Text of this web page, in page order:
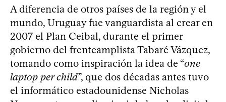
A diferencia de otros países de la región y el
mundo, Uruguay fue vanguardista al crear en
2007 el Plan Ceibal, durante el primer
gobierno del frenteamplista Tabaré Vázquez,
tomando como inspiración la idea de “one
laptop per child”, que dos décadas antes tuvo
el informático estadounidense Nicholas